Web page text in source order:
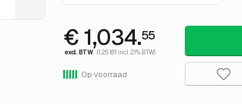
€ 1,034.55
excl. BTW (1,251.81 incl. 21% BTW)
Op voorraad